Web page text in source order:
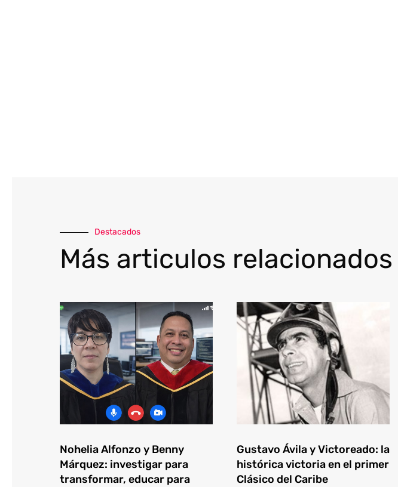
Destacados
Más articulos relacionados
Nohelia Alfonzo y Benny
Márquez: investigar para
transformar, educar para
Gustavo Ávila y Victoreado: la
histórica victoria en el primer
Clásico del Caribe